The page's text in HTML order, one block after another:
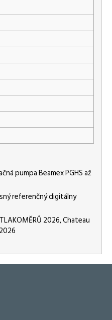
pumpa Beamex PGHS až
referenčný digitálny
2026, Chateau